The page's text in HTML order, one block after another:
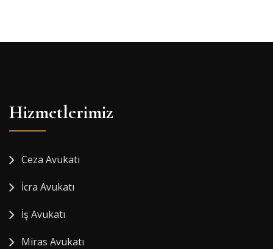
Hizmetlerimiz
Ceza Avukatı
İcra Avukatı
İş Avukatı
Miras Avukatı